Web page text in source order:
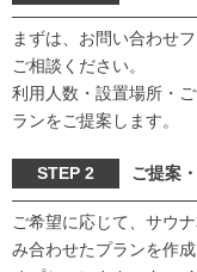
まずは、お問い合わせ
ご相談ください。
利用人数・設置場所・
ランをご提案します。
STEP 2 ご提案
ご希望に応じて、サウ
み合わせたプランを作成